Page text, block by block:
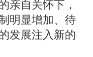
亲自关怀下，
明显增加、待
发展注入新的